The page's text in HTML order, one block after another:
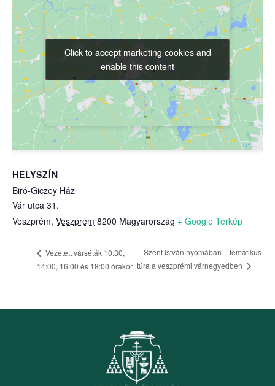
HELYSZÍN
Biró-Giczey Ház
Vár utca 31.
Veszprém, Veszprém 8200 Magyarország + Google Térkép
Click to accept marketing cookies and
enable this content
Click to accept marketing cookies and
enable this content
Vezetett várséták 10:30,
14:00, 16:00 és 18:00 órakor
Szent István nyomában – tematikus
túra a veszprémi várnegyedben